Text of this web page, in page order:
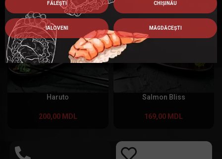
Haruto
200,00 MDL
Salmon Bliss
169,00 MDL
FĂLEȘTI CHIȘINĂU
IALOVENI MĂGDĂCEȘTI